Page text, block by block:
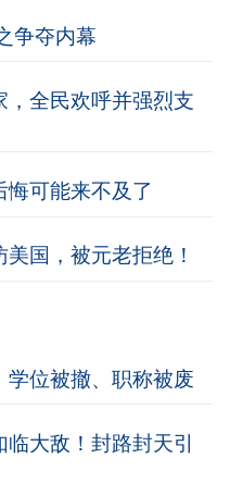
争夺内幕
全民欢呼并强烈支
可能来不及了
国，被元老拒绝！
位被撤、职称被废
大敌！封路封天引